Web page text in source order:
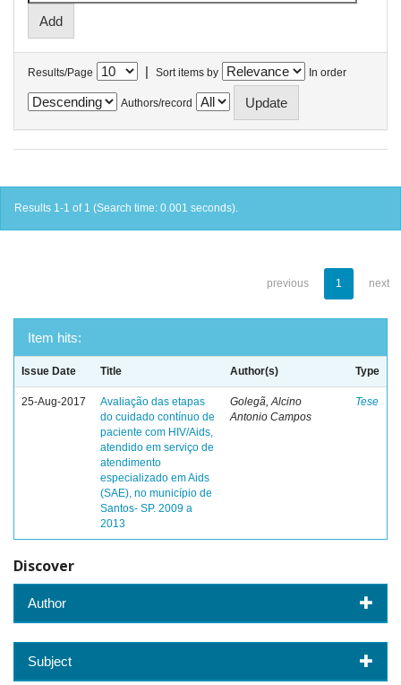
Results/Page | Sort items by In order
Authors/record
Results 1-1 of 1 (Search time: 0.001 seconds).
previous 1 next
Item hits:
Issue Date Title Author(s) Type
25-Aug-2017
Avaliação das etapas
do cuidado contínuo de
paciente com HIV/Aids,
atendido em serviço de
atendimento
especializado em Aids
(SAE), no município de
Santos- SP. 2009 a
2013
Golegã, Alcino
Antonio Campos
Tese
Discover
Author
Subject